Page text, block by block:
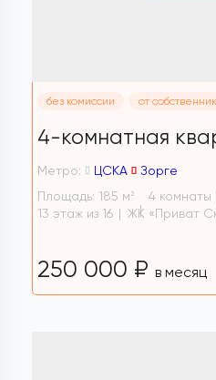
без комиссии от
4-комнатная
Метро: ЦСКА
Зорге
Площадь: 185 м 2 4 комнаты
13 этаж из 16
ЖК «Приват
250 000 ₽ в месяц